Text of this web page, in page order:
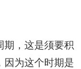
期，这是须要积
因为这个时期是